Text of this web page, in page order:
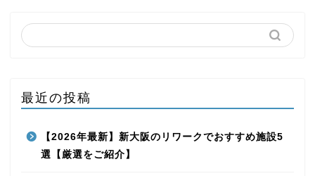
最近の投稿
【2026年最新】新大阪のリワークでおすすめ施設5
選【厳選をご紹介】